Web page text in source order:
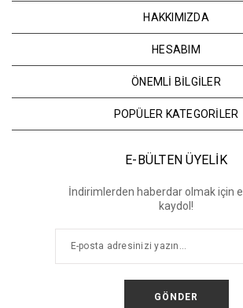
HAKKIMIZDA
HESABIM
ÖNEMLİ BİLGİLER
POPÜLER KATEGORİLER
E-BÜLTEN ÜYELİK
İndirimlerden haberdar olmak için
kaydol!
GÖNDER